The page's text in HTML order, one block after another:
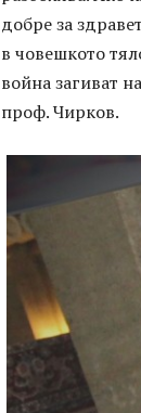
добре за
в човешкото
война загиват
проф. Чирков.